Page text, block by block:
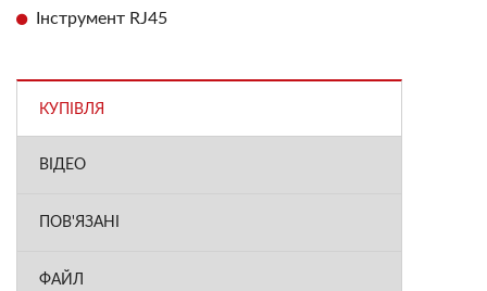
Інструмент RJ45
КУПІВЛЯ
ВІДЕО
ПОВ'ЯЗАНІ
ФАЙЛ